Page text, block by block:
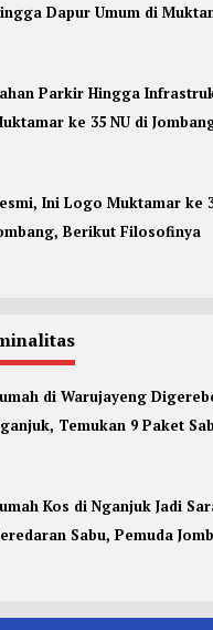
Dapur Umum di
Parkir Hingga
ke 35 NU di
Ini Logo Muktamar ke
Berikut Filosofinya
di Warujayeng
Temukan 9 Paket
Kos di Nganjuk Jadi
Sabu, Pemuda